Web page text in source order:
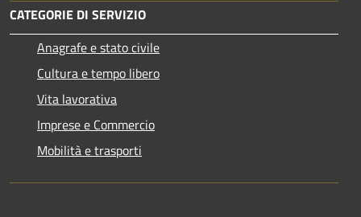
CATEGORIE DI SERVIZIO
Anagrafe e stato civile
Cultura e tempo libero
Vita lavorativa
Imprese e Commercio
Mobilità e trasporti